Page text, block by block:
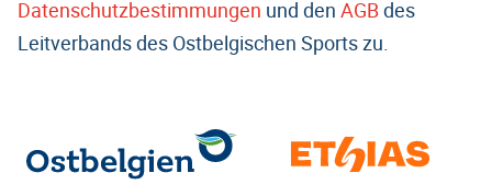
Datenschutzbestimmungen und den AGBdes
Leitverbands des Ostbelgischen Sports zu.